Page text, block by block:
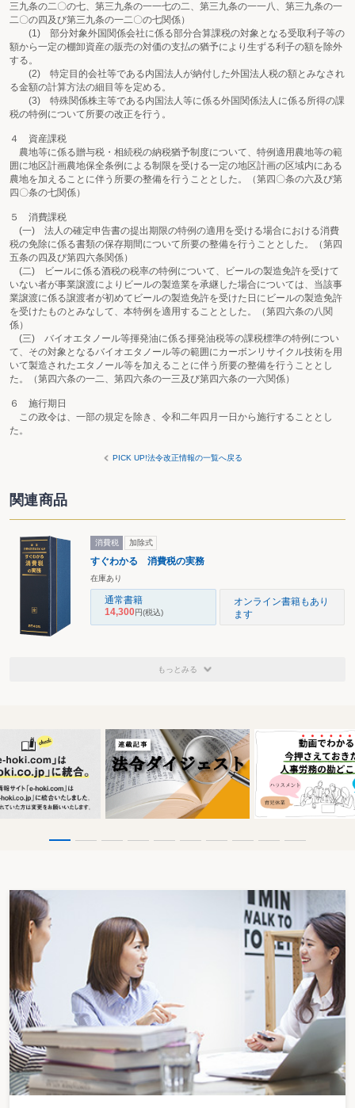
三九条の二〇の七、第三九条の一一七の二、第三九条の一一八、第三九条の一
二〇の四及び第三九条の一二〇の七関係）
(1) 部分対象外国関係会社に係る部分合算課税の対象となる受取利子等の
額から一定の棚卸資産の販売の対価の支払の猶予により生ずる利子の額を除外
する。
(2) 特定目的会社等である内国法人が納付した外国法人税の額とみなされ
る金額の計算方法の細目等を定める。
(3) 特殊関係株主等である内国法人等に係る外国関係法人に係る所得の課
税の特例について所要の改正を行う。
４ 資産課税
農地等に係る贈与税・相続税の納税猶予制度について、特例適用農地等の範
囲に地区計画農地保全条例による制限を受ける一定の地区計画の区域内にある
農地を加えることに伴う所要の整備を行うこととした。（第四〇条の六及び第
四〇条の七関係）
５ 消費課税
(一) 法人の確定申告書の提出期限の特例の適用を受ける場合における消費
税の免除に係る書類の保存期間について所要の整備を行うこととした。（第四
五条の四及び第四六条関係）
(二) ビールに係る酒税の税率の特例について、ビールの製造免許を受けて
いない者が事業譲渡によりビールの製造業を承継した場合については、当該事
業譲渡に係る譲渡者が初めてビールの製造免許を受けた日にビールの製造免許
を受けたものとみなして、本特例を適用することとした。（第四六条の八関
係）
(三) バイオエタノール等揮発油に係る揮発油税等の課税標準の特例につい
て、その対象となるバイオエタノール等の範囲にカーボンリサイクル技術を用
いて製造されたエタノール等を加えることに伴う所要の整備を行うこととし
た。（第四六条の一二、第四六条の一三及び第四六条の一六関係）
６ 施行期日
この政令は、一部の規定を除き、令和二年四月一日から施行することとし
た。
PICK UP!法令改正情報の一覧へ戻る
関連商品
消費税 加除式
すぐわかる 消費税の実務
在庫あり
通常書籍
14,300円(税込)
オンライン書籍もあり
ます
もっとみる